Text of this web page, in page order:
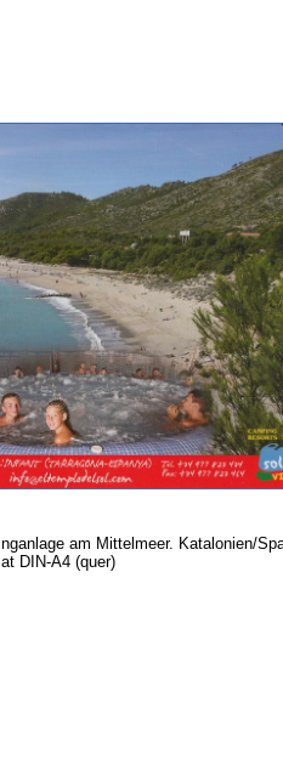
am Mittelmeer. Katalonien/
DIN-A4 (quer)